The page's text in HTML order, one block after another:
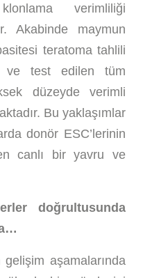
verimliliği
Akabinde maymun
teratoma tahlili
ve test edilen tüm
düzeyde verimli
Bu yaklaşımlar
donör ESC’lerinin
canlı bir yavru ve
doğrultusunda
gelişim aşamalarında